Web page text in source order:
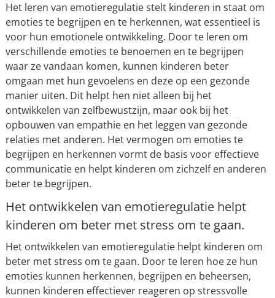
Het leren van emotieregulatie stelt kinderen in staat om
emoties te begrijpen en te herkennen, wat essentieel is
voor hun emotionele ontwikkeling. Door te leren om
verschillende emoties te benoemen en te begrijpen
waar ze vandaan komen, kunnen kinderen beter
omgaan met hun gevoelens en deze op een gezonde
manier uiten. Dit helpt hen niet alleen bij het
ontwikkelen van zelfbewustzijn, maar ook bij het
opbouwen van empathie en het leggen van gezonde
relaties met anderen. Het vermogen om emoties te
begrijpen en herkennen vormt de basis voor effectieve
communicatie en helpt kinderen om zichzelf en anderen
beter te begrijpen.
Het ontwikkelen van emotieregulatie helpt
kinderen om beter met stress om te gaan.
Het ontwikkelen van emotieregulatie helpt kinderen om
beter met stress om te gaan. Door te leren hoe ze hun
emoties kunnen herkennen, begrijpen en beheersen,
kunnen kinderen effectiever reageren op stressvolle